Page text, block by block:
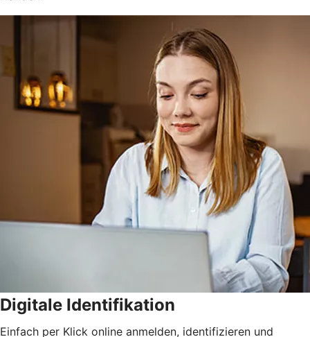
Digitale Identifikation
Einfach per Klick online anmelden, identifizieren und